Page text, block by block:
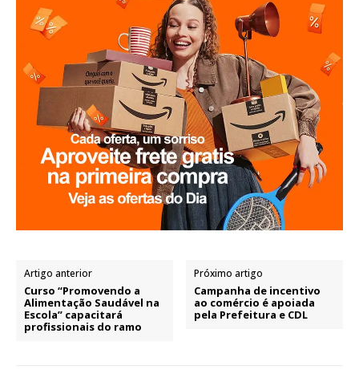
Artigo anterior
Curso “Promovendo a
Alimentação Saudável na
Escola” capacitará
profissionais do ramo
Próximo artigo
Campanha de incentivo
ao comércio é apoiada
pela Prefeitura e CDL